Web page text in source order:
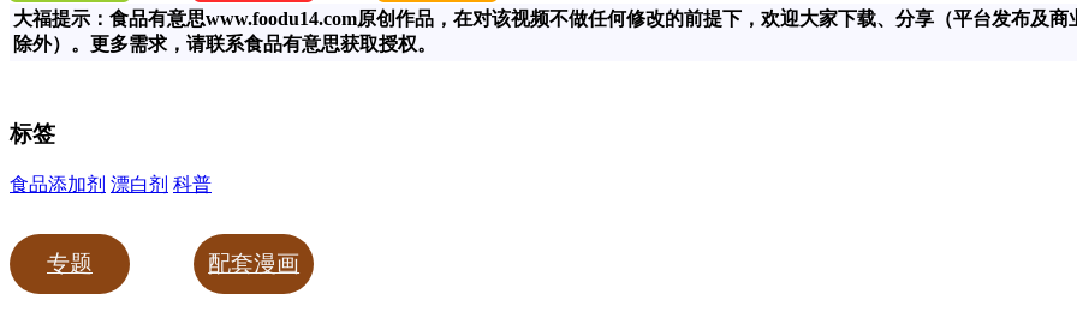
大福提示：食品有意思www.foodu14.com原创作品，在对该视频不做任何修改的前提下，欢迎大家下载、分享（平台发布及商
除外）。更多需求，请联系食品有意思获取授权。
标签
食品添加剂 漂白剂 科普
专题 配套漫画